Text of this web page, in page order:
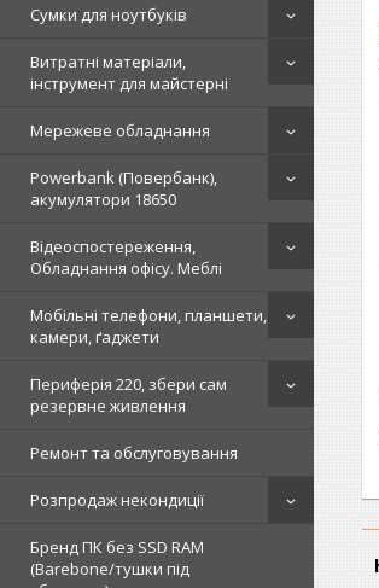
Сумки для ноутбуків
Витратні матеріали,
інструмент для майстерні
Мережеве обладнання
Powerbank (Повербанк),
акумулятори 18650
Відеоспостереження,
Обладнання офісу. Меблі
Мобільні телефони, планшети,
камери, ґаджети
Периферія 220, збери сам
резервне живлення
Ремонт та обслуговування
Розпродаж некондиції
Бренд ПК без SSD RAM
(Barebone/тушки під